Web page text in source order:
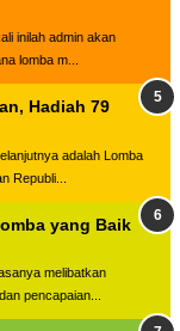
inilah admin akan
lomba m...
Hadiah 79
adalah Lomba
Republi...
yang Baik
melibatkan
pencapaian...